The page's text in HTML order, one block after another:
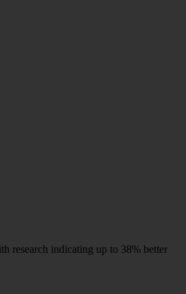
research indicating up to 38% better